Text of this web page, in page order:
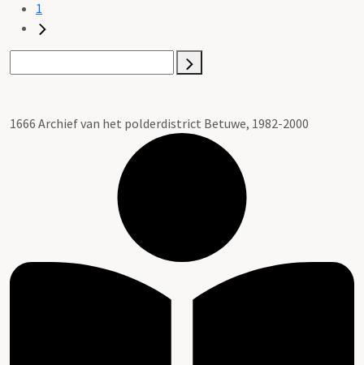
1
1666 Archief van het polderdistrict Betuwe, 1982-2000